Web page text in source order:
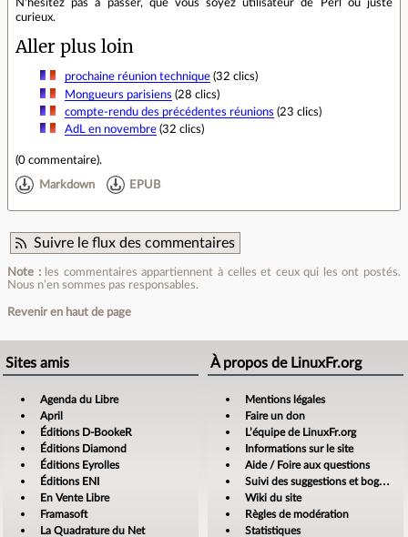
N'hésitez pas à passer, que vous soyez utilisateur de Perl ou juste
curieux.
Aller plus loin
prochaine réunion technique(32 clics)
Mongueurs parisiens (28 clics)
compte-rendu des précédentes réunions (23 clics)
AdL en novembre(32 clics)
(0 commentaire).
Markdown EPUB
Suivre le flux des commentaires
Note :les commentaires appartiennent à celles et ceux qui les ont postés.
Nous n’en sommes pas responsables.
Revenir en haut de page
Sites amis
Agenda du Libre
April
Éditions D-BookeR
Éditions Diamond
Éditions Eyrolles
Éditions ENI
En Vente Libre
Framasoft
La Quadrature du Net
À propos de LinuxFr.org
Mentions légales
Faire un don
L’équipe de LinuxFr.org
Informations sur le site
Aide / Foire aux questions
Suivi des suggestions et bogues
Wiki du site
Règles de modération
Statistiques